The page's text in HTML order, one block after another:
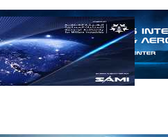
مع تصاعد حدة
الحرب الجوية
الروسية في
مالي رُصدت
طائرة أوريون
بدون طيار فوق